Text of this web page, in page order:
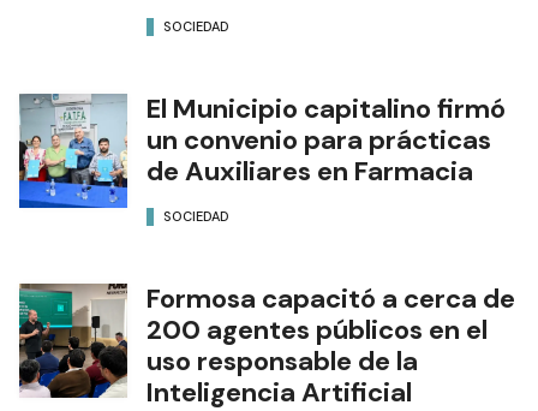
SOCIEDAD
El Municipio capitalino firmó
un convenio para prácticas
de Auxiliares en Farmacia
SOCIEDAD
Formosa capacitó a cerca de
200 agentes públicos en el
uso responsable de la
Inteligencia Artificial